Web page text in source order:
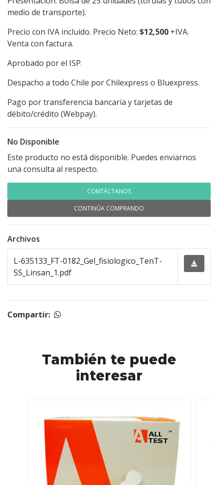
medio de transporte).
Precio con IVA incluido. Precio Neto: $12,500 +IVA.
Venta con factura.
Aprobado por el ISP.
Despacho a todo Chile por Chilexpress o Bluexpress.
Pago por transferencia bancaria y tarjetas de
débito/crédito (Webpay).
No Disponible
Este producto no está disponible. Puedes enviarnos
una consulta al respecto.
CONTÁCTANOS
CONTINÚA COMPRANDO
Archivos
L-635133_FT-0182_Gel_fisiologico_TenT-
SS_Linsan_1.pdf
Compartir:
También te puede
interesar